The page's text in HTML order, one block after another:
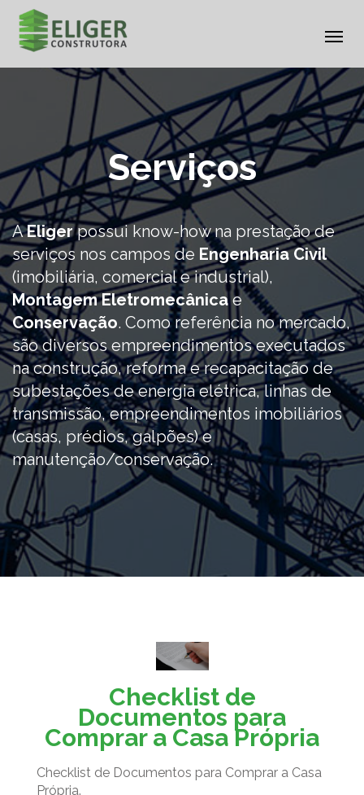
Serviços
AEligerpossui know-how na prestação de
serviços nos campos de Engenharia Civil
(imobiliária, comercial e industrial),
Montagem Eletromecânicae
Conservação. Como referência no mercado,
são diversos empreendimentos executados
na construção, reforma e recapacitação de
subestações de energia elétrica, linhas de
transmissão, empreendimentos imobiliários
(casas, prédios, galpões) e
manutenção/conservação.
Checklist de
Documentos para
Comprar a Casa Própria
Checklist de Documentos para Comprar a Casa
Própria.